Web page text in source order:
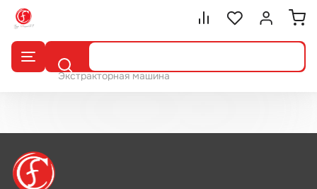
Сравнение.
СписокВойти или
Экстракторная машина
Поиск